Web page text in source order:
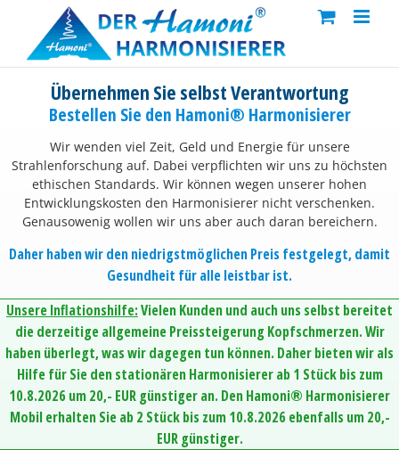
content
Übernehmen Sie selbst Verantwortung
Bestellen Sie den Hamoni® Harmonisierer
Wir wenden viel Zeit, Geld und Energie für unsere
Strahlenforschung auf. Dabei verpflichten wir uns zu höchsten
ethischen Standards. Wir können wegen unserer hohen
Entwicklungskosten den Harmonisierer nicht verschenken.
Genausowenig wollen wir uns aber auch daran bereichern.
Daher haben wir den niedrigstmöglichen Preis festgelegt, damit
Gesundheit für alle leistbar ist.
Unsere Inflationshilfe:Vielen Kunden und auch uns selbst bereitet
die derzeitige allgemeine Preissteigerung Kopfschmerzen. Wir
haben überlegt, was wir dagegen tun können. Daher bieten wir als
Hilfe für Sie den stationären Harmonisierer ab 1 Stück bis zum
10.8.2026 um 20,- EUR günstiger an. Den Hamoni® Harmonisierer
Mobil erhalten Sie ab 2 Stück bis zum 10.8.2026 ebenfalls um 20,-
EUR günstiger.